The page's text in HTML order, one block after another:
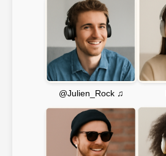
@Julien_Rock ♫